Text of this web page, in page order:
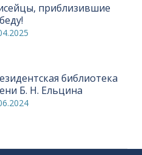
приблизившие
библиотека
Б. Н. Ельцина